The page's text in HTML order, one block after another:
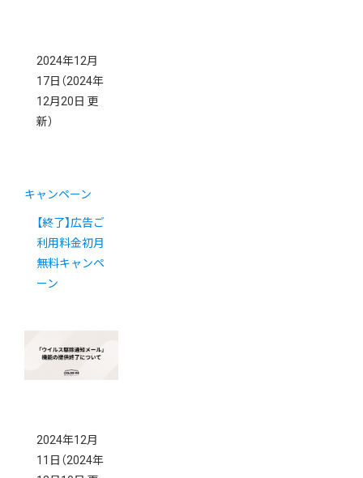
2024年12月
17日 （2024年
12月20日 更
新）
キャンペーン
【終了】広告ご
利用料金初月
無料キャンペ
ーン
2024年12月
11日 （2024年